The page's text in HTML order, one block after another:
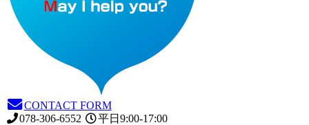
CONTACT FORM
078-306-6552
平日9:00-17:00